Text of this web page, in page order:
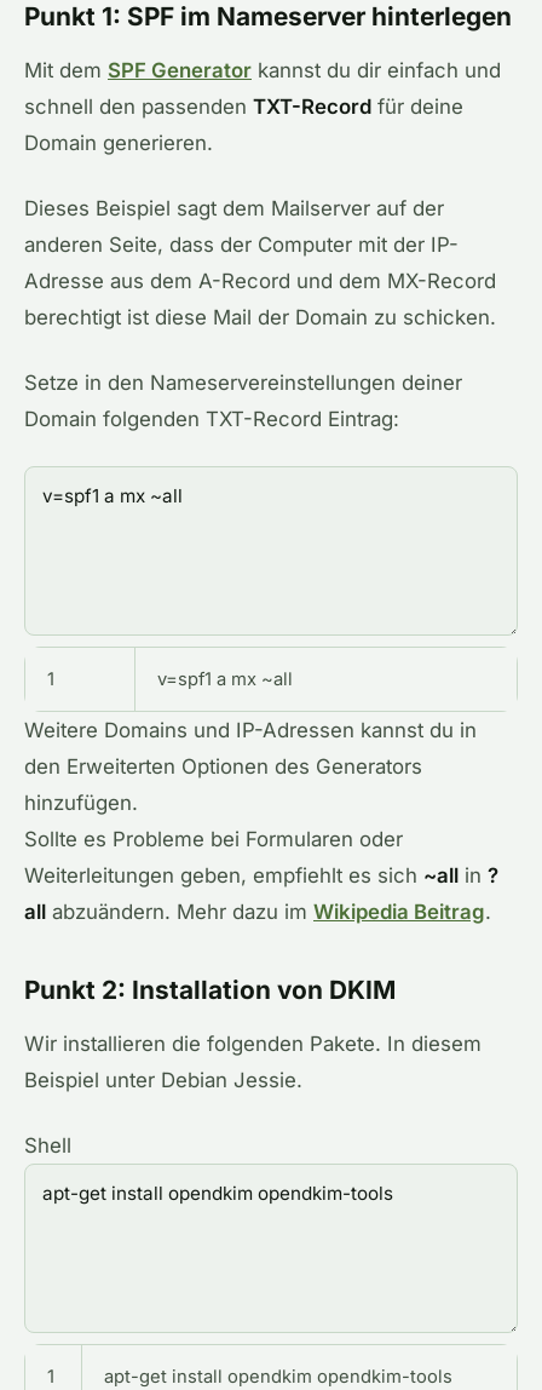
Punkt 1: SPF im Nameserver hinterlegen
Mit dem SPF Generator kannst du dir einfach und
schnell den passenden TXT-Record für deine
Domain generieren.
Dieses Beispiel sagt dem Mailserver auf der
anderen Seite, dass der Computer mit der IP-
Adresse aus dem A-Record und dem MX-Record
berechtigt ist diese Mail der Domain zu schicken.
Setze in den Nameservereinstellungen deiner
Domain folgenden TXT-Record Eintrag:
1 v=spf1 a mx ~all
Weitere Domains und IP-Adressen kannst du in
den Erweiterten Optionen des Generators
hinzufügen.
Sollte es Probleme bei Formularen oder
Weiterleitungen geben, empfiehlt es sich ~all in ?
all abzuändern. Mehr dazu im Wikipedia Beitrag.
Punkt 2: Installation von DKIM
Wir installieren die folgenden Pakete. In diesem
Beispiel unter Debian Jessie.
Shell
1 apt-get install opendkim opendkim-tools